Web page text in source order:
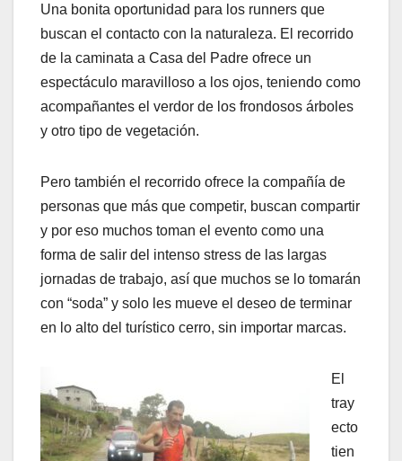
Una bonita oportunidad para los runners que
buscan el contacto con la naturaleza. El recorrido
de la caminata a Casa del Padre ofrece un
espectáculo maravilloso a los ojos, teniendo como
acompañantes el verdor de los frondosos árboles
y otro tipo de vegetación.
Pero también el recorrido ofrece la compañía de
personas que más que competir, buscan compartir
y por eso muchos toman el evento como una
forma de salir del intenso stress de las largas
jornadas de trabajo, así que muchos se lo tomarán
con “soda” y solo les mueve el deseo de terminar
en lo alto del turístico cerro, sin importar marcas.
El
tray
ecto
tien